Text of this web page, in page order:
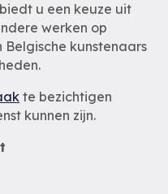
u een keuze uit
werken op
kunstenaars
te bezichtigen
kunnen zijn.